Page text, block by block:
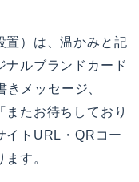
置）は、温かみと記
ナルブランドカード
きメッセージ、
またお待ちしており
イトURL・QRコー
す。